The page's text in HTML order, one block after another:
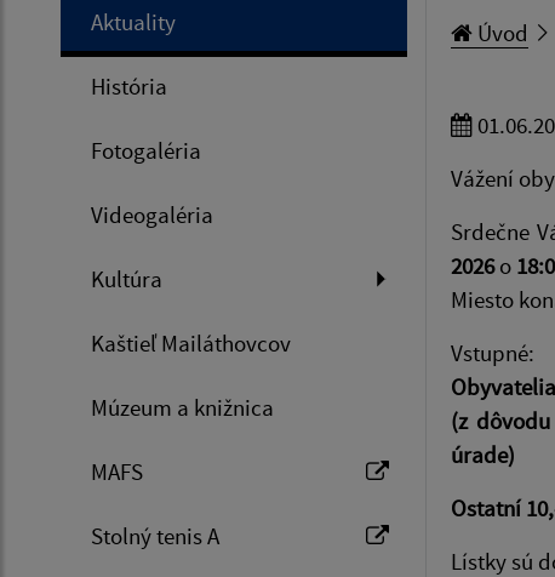
Aktuality
História
Fotogaléria
Videogaléria
Kultúra
Kaštieľ Mailáthovcov
Múzeum a knižnica
MAFS
Stolný tenis A
Úvod
Vážení
Srdečne
2026o
Miesto
Vstupné:
(z
úrade)
Ostatní
Lístky sú